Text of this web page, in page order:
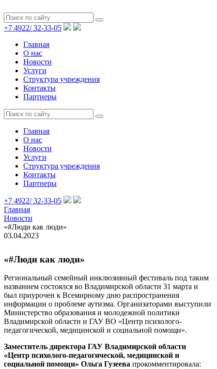
+7 4922/32-33-05
Главная
О нас
Новости
Услуги
Структура учреждения
Контакты
Партнеры
Главная
О нас
Новости
Услуги
Структура учреждения
Контакты
Партнеры
+7 4922/32-33-05
Главная
Новости
«#Люди как люди»
03.04.2023
«#Люди как люди»
Региональный семейный инклюзивный фестиваль под таким
названием состоялся во Владимирской области 31 марта и
был приурочен к Всемирному дню распространения
информации о проблеме аутизма. Организаторами выступили
Министерство образования и молодежной политики
Владимирской области и ГАУ ВО «Центр психолого-
педагогической, медицинской и социальной помощи».
Заместитель директора ГАУ Владимирской области
«Центр психолого-педагогической, медицинской и
социальной помощи» Ольга Гузеева прокомментировала: